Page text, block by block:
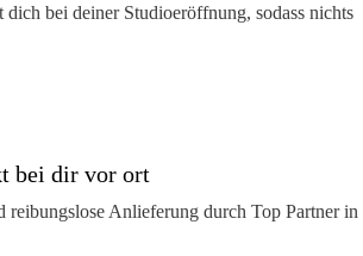
dich bei deiner Studioeröffnung, sodass nichts
bei dir vor ort
reibungslose Anlieferung durch Top Partner in